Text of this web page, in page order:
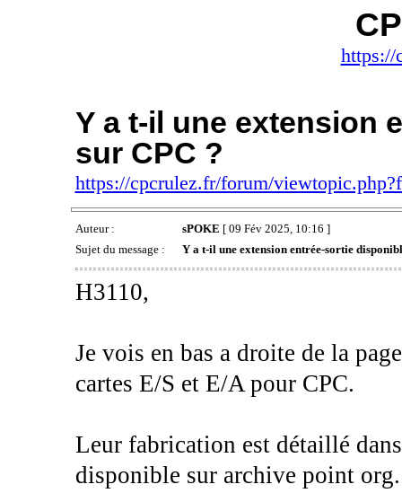
https://
Y a t-il une extension
sur CPC ?
https://cpcrulez.fr/forum/
Auteur : sPOKE [ 09 Fév 2025, 10:16 ]
Sujet du message :
Y a t-il une extension entrée-sortie
H3110,
Je vois en bas a droite de la
cartes E/S et E/A pour CPC.
Leur fabrication est détaillé
disponible sur archive point org.